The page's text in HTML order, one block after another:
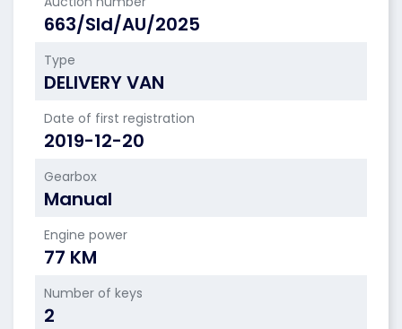
663/Sld/AU/2025
Type
DELIVERY VAN
Date of first registration
2019-12-20
Gearbox
Manual
Engine power
77 KM
Number of keys
2